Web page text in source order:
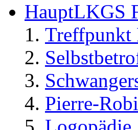
HauptLKGS
Treffpunkt
Pierre-